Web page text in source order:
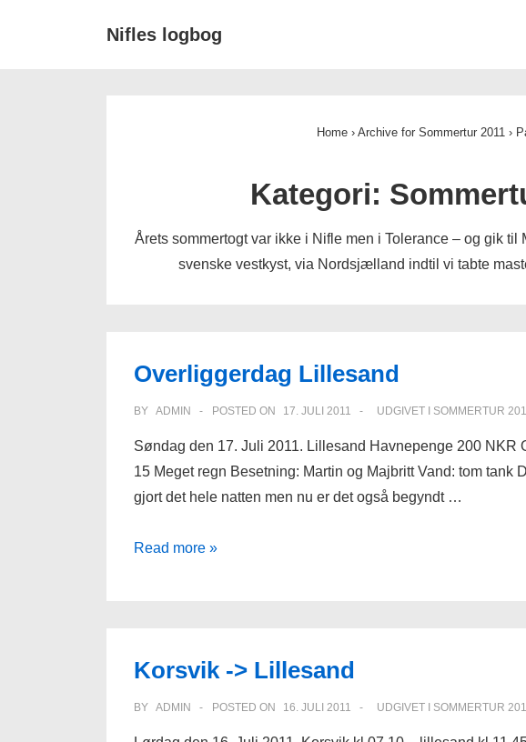
Nifles logbog
Home › Archive for Sommertur 2011 ›
Kategori:
Årets sommertogt var ikke i Nifle men i Tolerance – og gik til
svenske vestkyst, via Nordsjælland indtil vi tabte
Overliggerdag Lillesand
BY ADMIN POSTED ON 17. JULI 2011 UDGIVET I SOMMERTUR
Søndag den 17. Juli 2011. Lillesand Havnepenge 200 NKR
15 Meget regn Besetning: Martin og Majbritt Vand: tom tank
gjort det hele natten men nu er det også begyndt …
Overliggerdag
Read more »
Korsvik -> Lillesand
BY ADMIN POSTED ON 16. JULI 2011 UDGIVET I SOMMERTUR